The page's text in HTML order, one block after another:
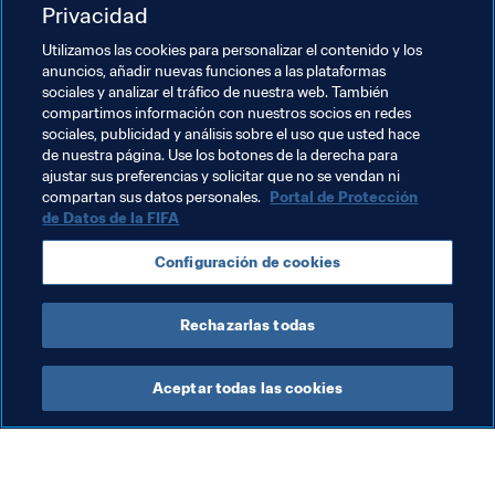
consuelo para el local (1-3, 81').
Portugal buscará un lugar en semifinales el próximo
domingo 4, cuando enfrente en Daejeon al ganador de
Uruguay y Arabia Saudí.
Temas relacionados
Competiciones Korea Republic Portugal
AFC UEFA
Privacidad
Utilizamos las cookies para personalizar el contenido y los
anuncios, añadir nuevas funciones a las plataformas
sociales y analizar el tráfico de nuestra web. También
compartimos información con nuestros socios en redes
sociales, publicidad y análisis sobre el uso que usted hace
de nuestra página. Use los botones de la derecha para
ajustar sus preferencias y solicitar que no se vendan ni
compartan sus datos personales. Portal de Protección
de Datos de la FIFA
Configuración de cookies
Rechazarlas todas
Aceptar todas las cookies